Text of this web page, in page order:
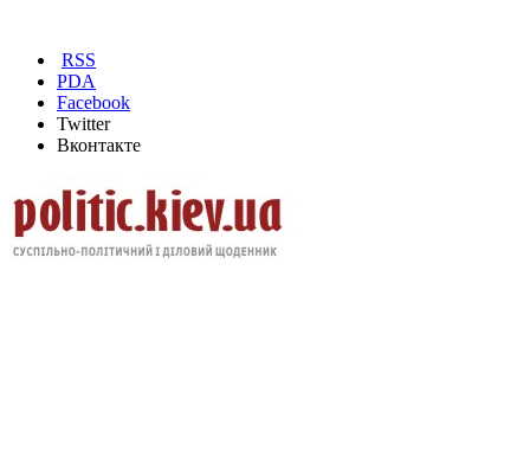
RSS
PDA
Facebook
Twitter
Вконтакте